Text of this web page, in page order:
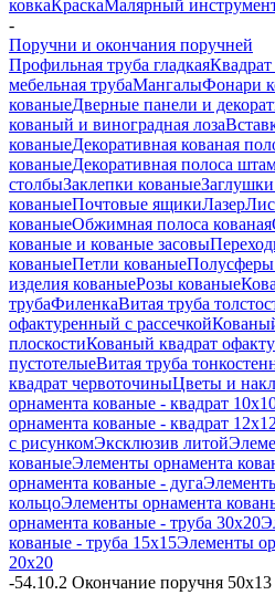
ковкаКраскаМалярный
-
Поручни и окончания поручней
Профильная труба гладкаяКвадрат
мебельная трубаМангалыФонари
кованыеДверные панели и
кованый и виноградная лоза
кованыеДекоративная кованая
кованыеДекоративная полоса
столбыЗаклепки кованые
кованыеПочтовые ящикиЛазер
кованыеОбжимная полоса кованая
кованые и кованые засовы
кованыеПетли кованые
изделия кованыеРозы кованые
трубаФиленкаВитая труба
офактуренный с рассечкой
плоскостиКованый квадрат
пустотелыеВитая труба
квадрат червоточиныЦветы и
орнамента кованые - квадрат
орнамента кованые - квадрат 12х12
с рисункомЭксклюзив литой
кованыеЭлементы орнамента
орнамента кованые - дуга
кольцоЭлементы орнамента
орнамента кованые - труба 30х20
кованые - труба 15х15Элементы
20х20
-54.10.2 Окончание поручня